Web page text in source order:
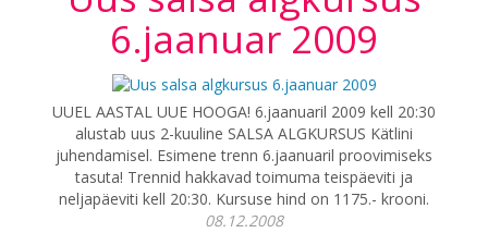
6.jaanuar 2009
UUEL AASTAL UUE HOOGA! 6.jaanuaril 2009 kell 20:30
alustab uus 2-kuuline SALSA ALGKURSUS Kätlini
juhendamisel. Esimene trenn 6.jaanuaril proovimiseks
tasuta! Trennid hakkavad toimuma teispäeviti ja
neljapäeviti kell 20:30. Kursuse hind on 1175.- krooni.
08.12.2008